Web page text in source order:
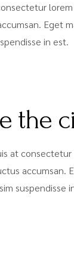
Eget
in est.
the
at
accumsan.
suspendisse